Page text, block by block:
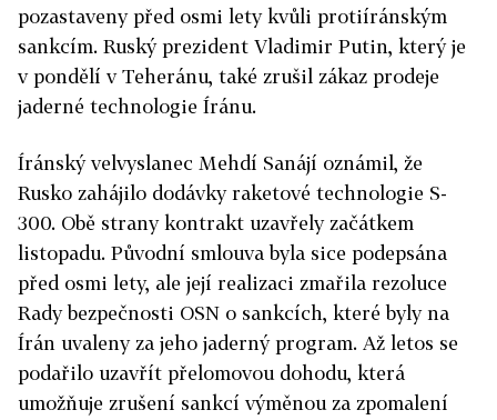
pozastaveny před osmi lety kvůli protiíránským
sankcím. Ruský prezident Vladimir Putin, který je
v pondělí v Teheránu, také zrušil zákaz prodeje
jaderné technologie Íránu.
Íránský velvyslanec Mehdí Sanájí oznámil, že
Rusko zahájilo dodávky raketové technologie S-
300. Obě strany kontrakt uzavřely začátkem
listopadu. Původní smlouva byla sice podepsána
před osmi lety, ale její realizaci zmařila rezoluce
Rady bezpečnosti OSN o sankcích, které byly na
Írán uvaleny za jeho jaderný program. Až letos se
podařilo uzavřít přelomovou dohodu, která
umožňuje zrušení sankcí výměnou za zpomalení